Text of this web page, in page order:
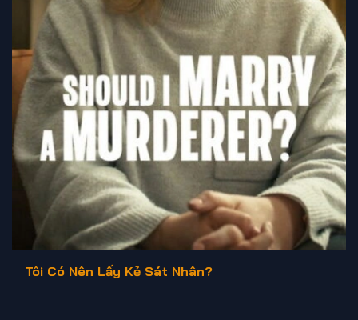
Tôi Có Nên Lấy Kẻ Sát Nhân?